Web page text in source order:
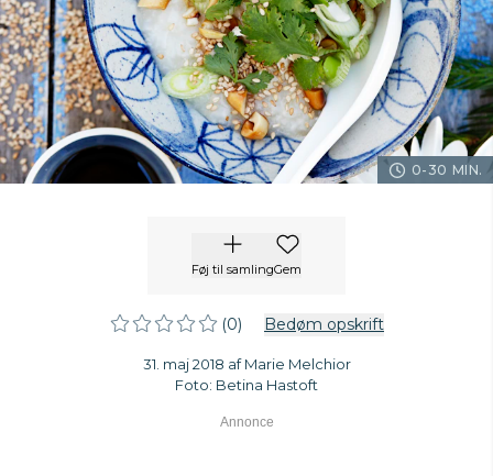
0-30 MIN.
Føj til samlingGem
(0) Bedøm opskrift
31. maj 2018 af Marie Melchior
Foto: Betina Hastoft